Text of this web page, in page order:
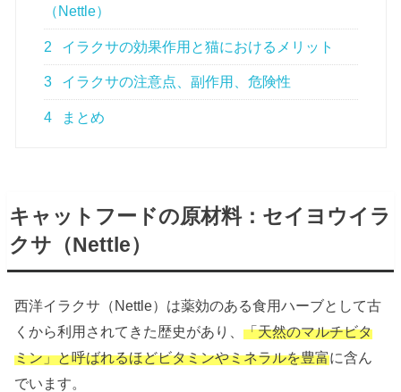
（Nettle）
2 イラクサの効果作用と猫におけるメリット
3 イラクサの注意点、副作用、危険性
4 まとめ
キャットフードの原材料：セイヨウイラ
クサ（Nettle）
西洋イラクサ（Nettle）は薬効のある食用ハーブとして古
くから利用されてきた歴史があり、「天然のマルチビタ
ミン」と呼ばれるほどビタミンやミネラルを豊富に含ん
でいます。